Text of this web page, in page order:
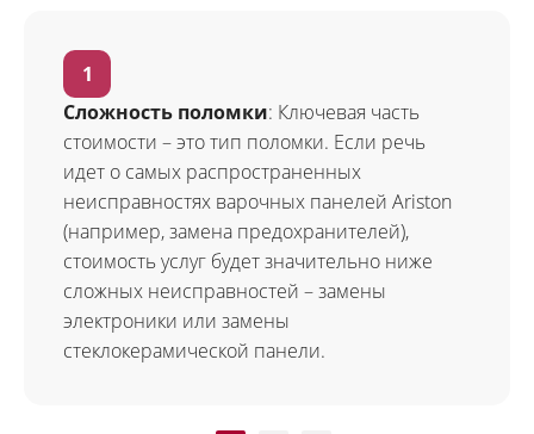
Сложность поломки: Ключевая часть
стоимости – это тип поломки. Если речь
идет о самых распространенных
неисправностях варочных панелей Ariston
(например, замена предохранителей),
стоимость услуг будет значительно ниже
сложных неисправностей – замены
электроники или замены
стеклокерамической панели.